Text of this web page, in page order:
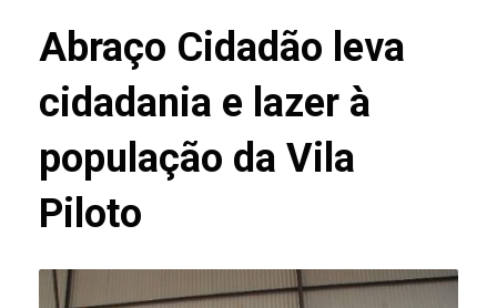
Abraço Cidadão leva
cidadania e lazer à
população da Vila
Piloto